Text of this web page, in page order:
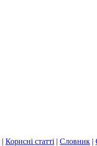
| Корисні статті | Словник |